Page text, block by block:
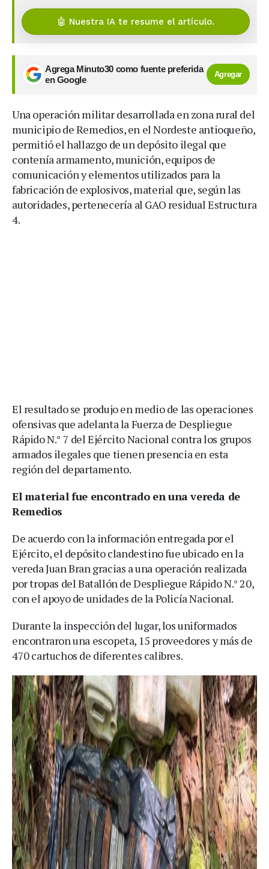
🤖 Nuestra IA te resume el artículo.
Agrega Minuto30 como fuente preferida
en Google
Agregar
Una operación militar desarrollada en zona rural del
municipio de Remedios, en el Nordeste antioqueño,
permitió el hallazgo de un depósito ilegal que
contenía armamento, munición, equipos de
comunicación y elementos utilizados para la
fabricación de explosivos, material que, según las
autoridades, pertenecería al GAO residual Estructura
4.
El resultado se produjo en medio de las operaciones
ofensivas que adelanta la Fuerza de Despliegue
Rápido N.° 7 del Ejército Nacional contra los grupos
armados ilegales que tienen presencia en esta
región del departamento.
El material fue encontrado en una vereda de
Remedios
De acuerdo con la información entregada por el
Ejército, el depósito clandestino fue ubicado en la
vereda Juan Bran gracias a una operación realizada
por tropas del Batallón de Despliegue Rápido N.° 20,
con el apoyo de unidades de la Policía Nacional.
Durante la inspección del lugar, los uniformados
encontraron una escopeta, 15 proveedores y más de
470 cartuchos de diferentes calibres.